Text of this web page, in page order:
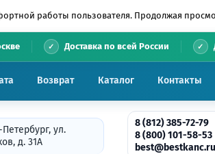
работы пользователя. Продолжая
Доставка по всей России
Возврат Каталог Контакты
ул.
д. 31А
8 (812) 385-72-79
8 (800) 101-58-53
best@bestkanc.ru